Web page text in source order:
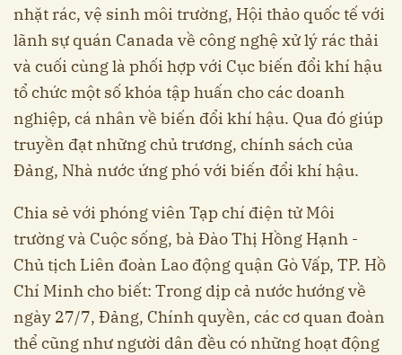
nhặt rác, vệ sinh môi trường, Hội thảo quốc tế với
lãnh sự quán Canada về công nghệ xử lý rác thải
và cuối cùng là phối hợp với Cục biến đổi khí hậu
tổ chức một số khóa tập huấn cho các doanh
nghiệp, cá nhân về biến đổi khí hậu. Qua đó giúp
truyền đạt những chủ trương, chính sách của
Đảng, Nhà nước ứng phó với biến đổi khí hậu.
Chia sẻ với phóng viên Tạp chí điện tử Môi
trường và Cuộc sống, bà Đào Thị Hồng Hạnh -
Chủ tịch Liên đoàn Lao động quận Gò Vấp, TP. Hồ
Chí Minh cho biết: Trong dịp cả nước hướng về
ngày 27/7, Đảng, Chính quyền, các cơ quan đoàn
thể cũng như người dân đều có những hoạt động